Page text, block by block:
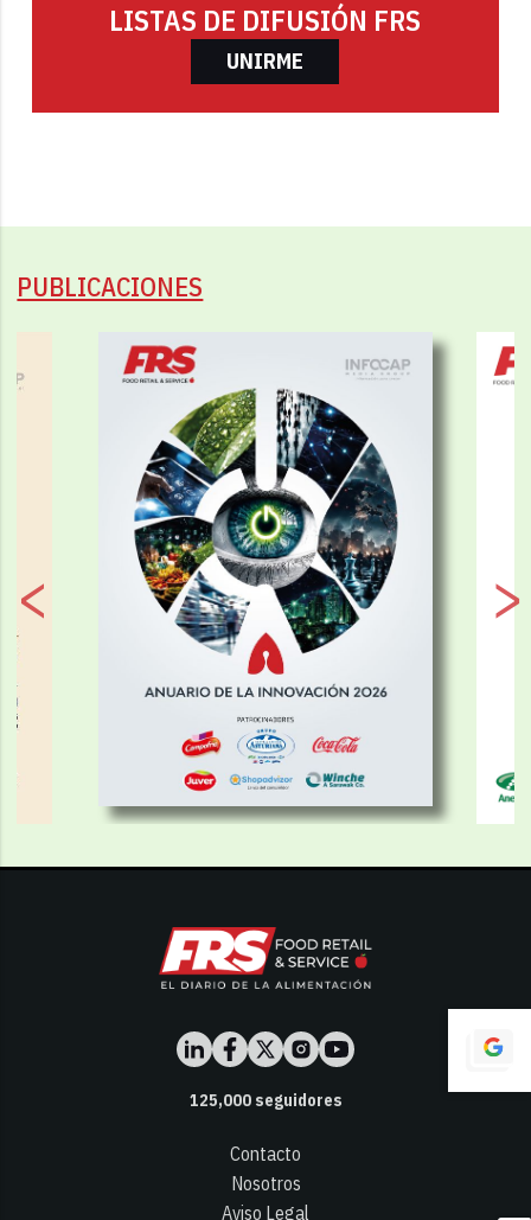
LISTAS DE DIFUSIÓN FRS
UNIRME
PUBLICACIONES
125,000seguidores
Contacto
Nosotros
Aviso Legal